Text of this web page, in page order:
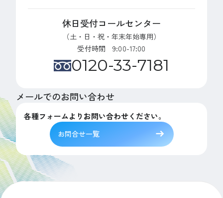
休日受付コールセンター
（土・日・祝・年末年始専用）
受付時間 9:00-17:00
0120-33-7181
メールでのお問い合わせ
各種フォームよりお問い合わせください。
お問合せ一覧